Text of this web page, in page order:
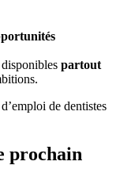
disponibles partout
de dentistes
prochain